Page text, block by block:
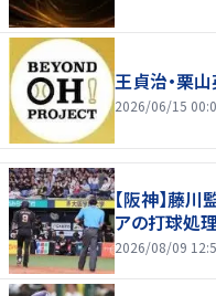
王貞治・栗
2026/06/15
【阪神】藤川
アの打球処
2026/08/09